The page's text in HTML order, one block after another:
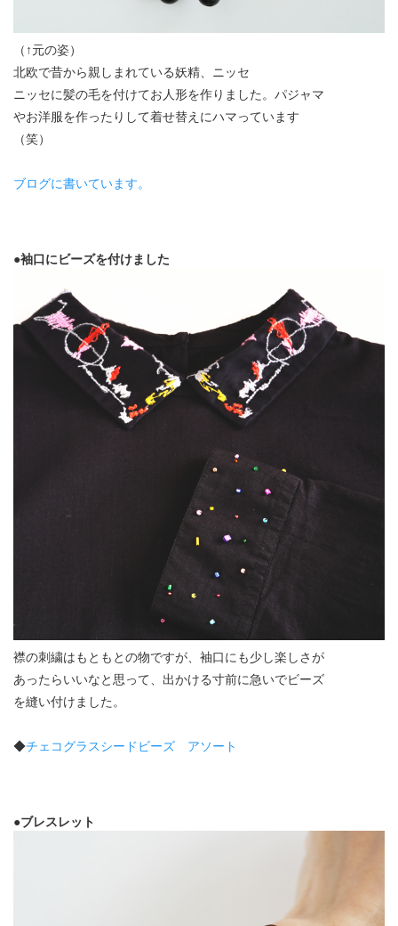
（↑元の姿）
北欧で昔から親しまれている妖精、ニッセ
ニッセに髪の毛を付けてお人形を作りました。パジャマ
やお洋服を作ったりして着せ替えにハマっています
（笑）
ブログに書いています。
●袖口にビーズを付けました
襟の刺繍はもともとの物ですが、袖口にも少し楽しさが
あったらいいなと思って、出かける寸前に急いでビーズ
を縫い付けました。
◆チェコグラスシードビーズ アソート
●ブレスレット